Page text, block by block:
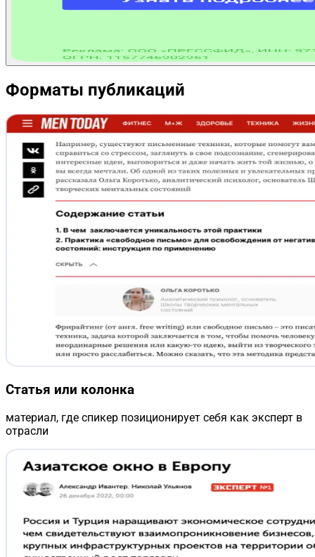
Форматы публикаций
Статья или колонка
материал, где спикер позиционирует себя как эксперт в
отрасли